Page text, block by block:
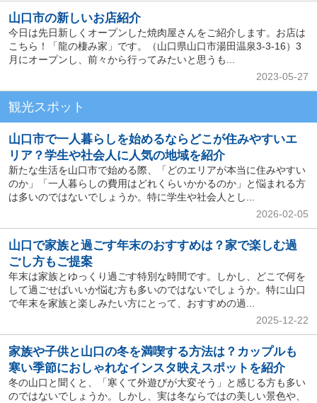
山口市の新しいお店紹介
今日は先日新しくオープンした焼肉屋さんをご紹介します。お店は
こちら！「龍の棲み家」です。（山口県山口市湯田温泉3-3-16）3
月にオープンし、前々から行ってみたいと思うも...
2023-05-27
観光スポット
山口市で一人暮らしを始めるならどこが住みやすいエ
リア？学生や社会人に人気の地域を紹介
新たな生活を山口市で始める際、「どのエリアが本当に住みやすい
のか」「一人暮らしの費用はどれくらいかかるのか」と悩まれる方
は多いのではないでしょうか。特に学生や社会人とし...
2026-02-05
山口で家族と過ごす年末のおすすめは？家で楽しむ過
ごし方もご提案
年末は家族とゆっくり過ごす特別な時間です。しかし、どこで何を
して過ごせばいいか悩む方も多いのではないでしょうか。特に山口
で年末を家族と楽しみたい方にとって、おすすめの過...
2025-12-22
家族や子供と山口の冬を満喫する方法は？カップルも
寒い季節におしゃれなインスタ映えスポットを紹介
冬の山口と聞くと、「寒くて外遊びが大変そう」と感じる方も多い
のではないでしょうか。しかし、実は冬ならではの美しい景色や、